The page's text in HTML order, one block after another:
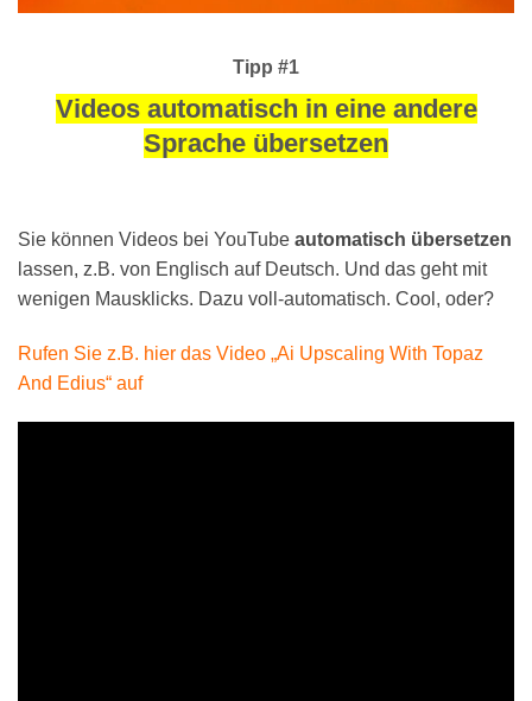
Tipp #1
Videos automatisch in eine andere
Sprache übersetzen
Sie können Videos bei YouTube automatisch übersetzen
lassen, z.B. von Englisch auf Deutsch. Und das geht mit
wenigen Mausklicks. Dazu voll-automatisch. Cool, oder?
Rufen Sie z.B. hier das Video „Ai Upscaling With Topaz
And Edius“ auf